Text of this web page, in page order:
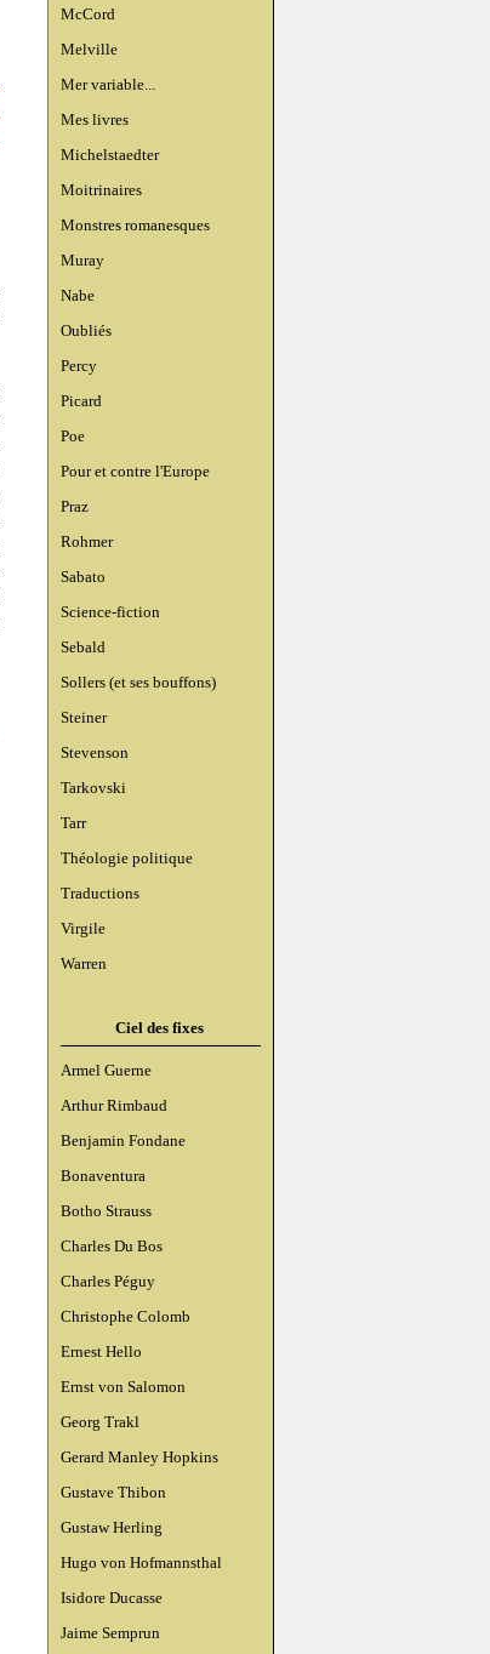
McCord
Melville
Mer variable...
Mes livres
Michelstaedter
Moitrinaires
Monstres romanesques
Muray
Nabe
Oubliés
Percy
Picard
Poe
Pour et contre l'Europe
Praz
Rohmer
Sabato
Science-fiction
Sebald
Sollers (et ses bouffons)
Steiner
Stevenson
Tarkovski
Tarr
Théologie politique
Traductions
Virgile
Warren
Ciel des fixes
Armel Guerne
Arthur Rimbaud
Benjamin Fondane
Bonaventura
Botho Strauss
Charles Du Bos
Charles Péguy
Christophe Colomb
Ernest Hello
Ernst von Salomon
Georg Trakl
Gerard Manley Hopkins
Gustave Thibon
Gustaw Herling
Hugo von Hofmannsthal
Isidore Ducasse
Jaime Semprun